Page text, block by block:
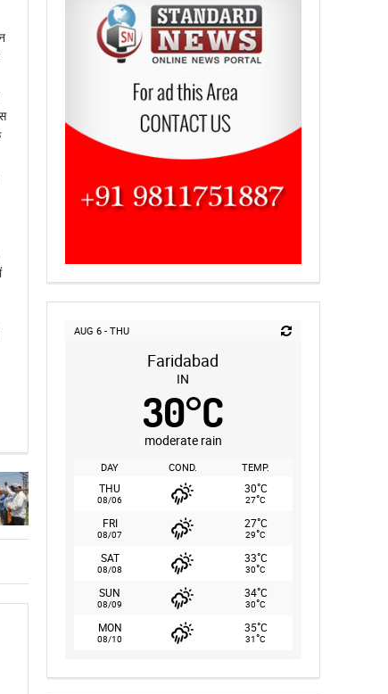
AUG 6 - THU
Faridabad
IN
30°C
moderate rain
DAY COND. TEMP.
THU
08/06
30°C
27°C
FRI
08/07
27°C
29°C
SAT
08/08
33°C
30°C
SUN
08/09
34°C
30°C
MON
08/10
35°C
31°C